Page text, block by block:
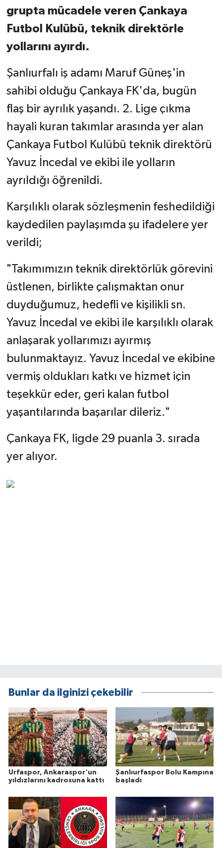
grupta mücadele veren Çankaya
Futbol Kulübü, teknik direktörle
yollarını ayırdı.
Şanlıurfalı iş adamı Maruf Güneş'in
sahibi olduğu Çankaya FK'da, bugün
flaş bir ayrılık yaşandı. 2. Lige çıkma
hayali kuran takımlar arasında yer alan
Çankaya Futbol Kulübü teknik direktörü
Yavuz İncedal ve ekibi ile yolların
ayrıldığı öğrenildi.
Karşılıklı olarak sözleşmenin feshedildiği
kaydedilen paylaşımda şu ifadelere yer
verildi;
"Takımımızın teknik direktörlük görevini
üstlenen, birlikte çalışmaktan onur
duyduğumuz, hedefli ve kişilikli sn.
Yavuz İncedal ve ekibi ile karşılıklı olarak
anlaşarak yollarımızı ayırmış
bulunmaktayız. Yavuz İncedal ve ekibine
vermiş oldukları katkı ve hizmet için
teşekkür eder, geri kalan futbol
yaşantılarında başarılar dileriz."
Çankaya FK, ligde 29 puanla 3. sırada
yer alıyor.
Bunlar da ilginizi çekebilir
Urfaspor, Ankaraspor'un
yıldızlarını kadrosuna kattı
Şanlıurfaspor Bolu Kampına
başladı